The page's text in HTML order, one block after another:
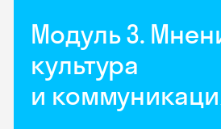
Модуль 3.
культура
и